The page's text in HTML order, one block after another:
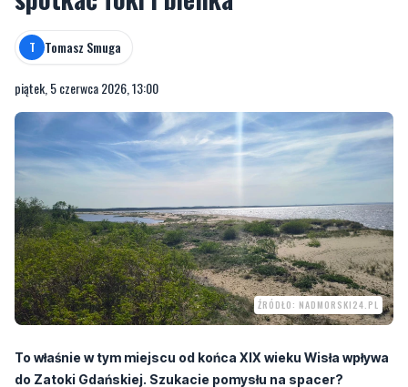
ŹRÓDŁO: NADMORSKI24.PL
To właśnie w tym miejscu od końca XIX wieku Wisła wpływa
do Zatoki Gdańskiej. Szukacie pomysłu na spacer?
spotkać m.in. foki oraz bielika.